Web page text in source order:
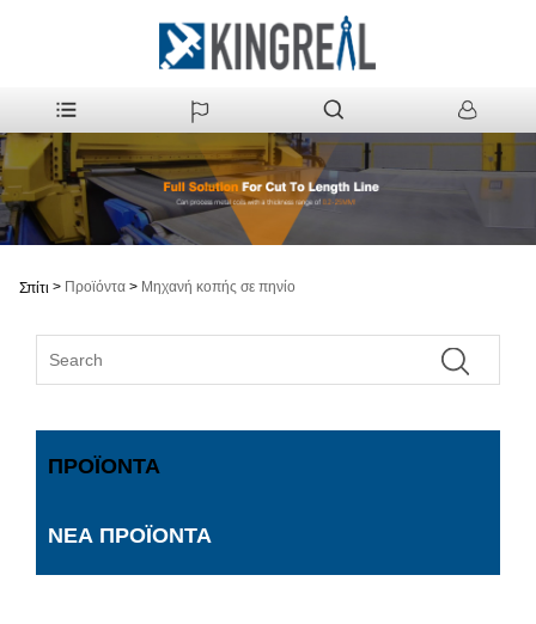
Σπίτι > Προϊόντα > Μηχανή κοπής σε πηνίο
ΠΡΟΪΌΝΤΑ
ΝΈΑ ΠΡΟΪΌΝΤΑ